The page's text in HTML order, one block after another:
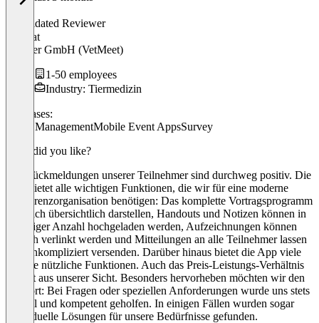
Validated Reviewer
at
Frontier GmbH (VetMeet)
1-50 employees
Industry: Tiermedizin
Use cases:
Event ManagementMobile Event AppsSurvey
What did you like?
Die Rückmeldungen unserer Teilnehmer sind durchweg positiv. Die
App bietet alle wichtigen Funktionen, die wir für eine moderne
Konferenzorganisation benötigen: Das komplette Vortragsprogramm
lässt sich übersichtlich darstellen, Handouts und Notizen können in
beliebiger Anzahl hochgeladen werden, Aufzeichnungen können
einfach verlinkt werden und Mitteilungen an alle Teilnehmer lassen
sich unkompliziert versenden. Darüber hinaus bietet die App viele
weitere nützliche Funktionen. Auch das Preis-Leistungs-Verhältnis
stimmt aus unserer Sicht. Besonders hervorheben möchten wir den
Support: Bei Fragen oder speziellen Anforderungen wurde uns stets
schnell und kompetent geholfen. In einigen Fällen wurden sogar
individuelle Lösungen für unsere Bedürfnisse gefunden.